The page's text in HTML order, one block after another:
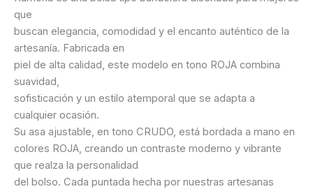
que
buscan elegancia, comodidad y el encanto auténtico de la
artesanía. Fabricada en
piel de alta calidad, este modelo en tono ROJA combina
suavidad,
sofisticación y un estilo atemporal que se adapta a
cualquier ocasión.
Su asa ajustable, en tono CRUDO, está bordada a mano en
colores ROJA, creando un contraste moderno y vibrante
que realza la personalidad
del bolso. Cada puntada hecha por nuestras artesanas